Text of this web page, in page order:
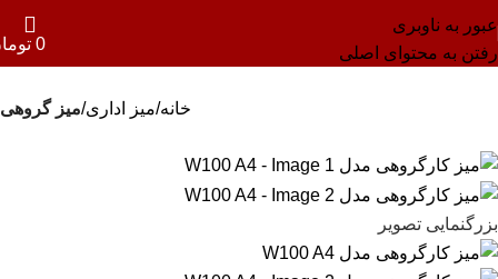
عبور به ناوبری
رفتن به محتوای اصلی
0
خانه میز اداری میز گروهی
بزرگنمایی تصویر